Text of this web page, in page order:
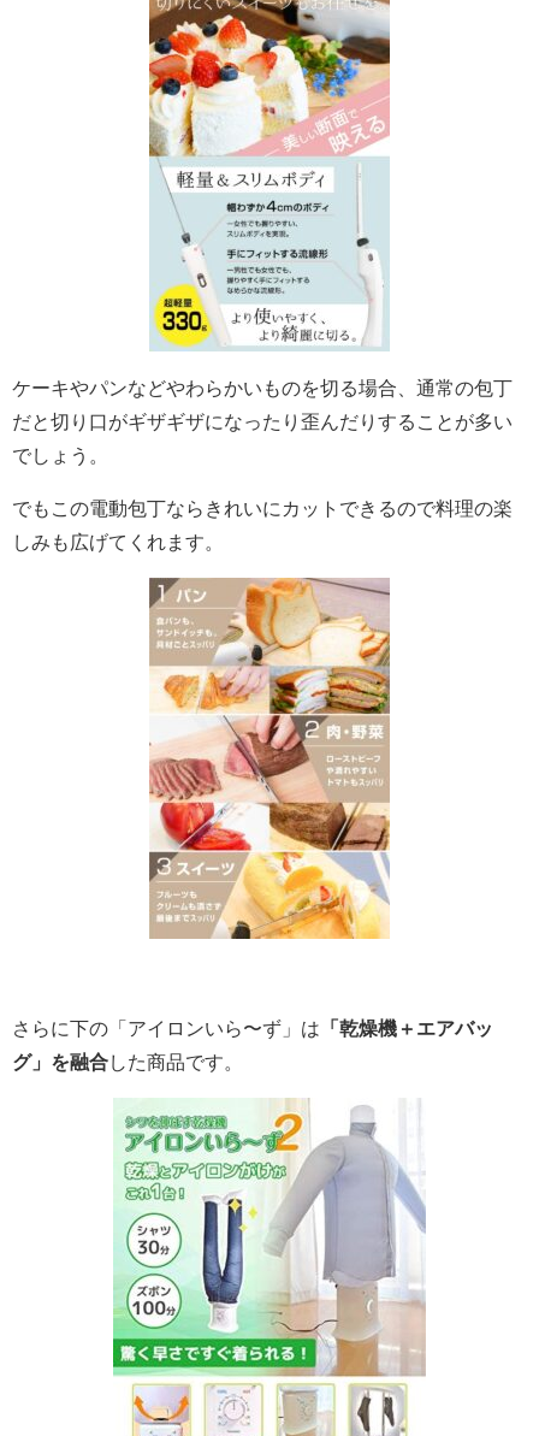
ケーキやパンなどやわらかいものを切る場合、通常の包丁
だと切り口がギザギザになったり歪んだりすることが多い
でしょう。
でもこの電動包丁ならきれいにカットできるので料理の楽
しみも広げてくれます。
さらに下の「アイロンいら〜ず」は 「乾燥機＋エアバッ
グ」を融合した商品です。